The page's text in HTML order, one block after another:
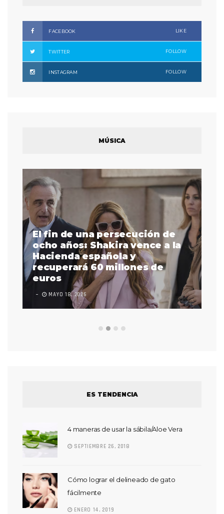
FACEBOOK LIKE
TWITTER FOLLOW
INSTAGRAM FOLLOW
MÚSICA
El fin de una persecución de
ocho años: Shakira vence a la
Hacienda española y
recuperará 60 millones de
euros
MAYO 18, 2026
ES TENDENCIA
4 maneras de usar la sábila/Aloe Vera
SEPTIEMBRE 26, 2018
Cómo lograr el delineado de gato
fácilmente
ENERO 14, 2019